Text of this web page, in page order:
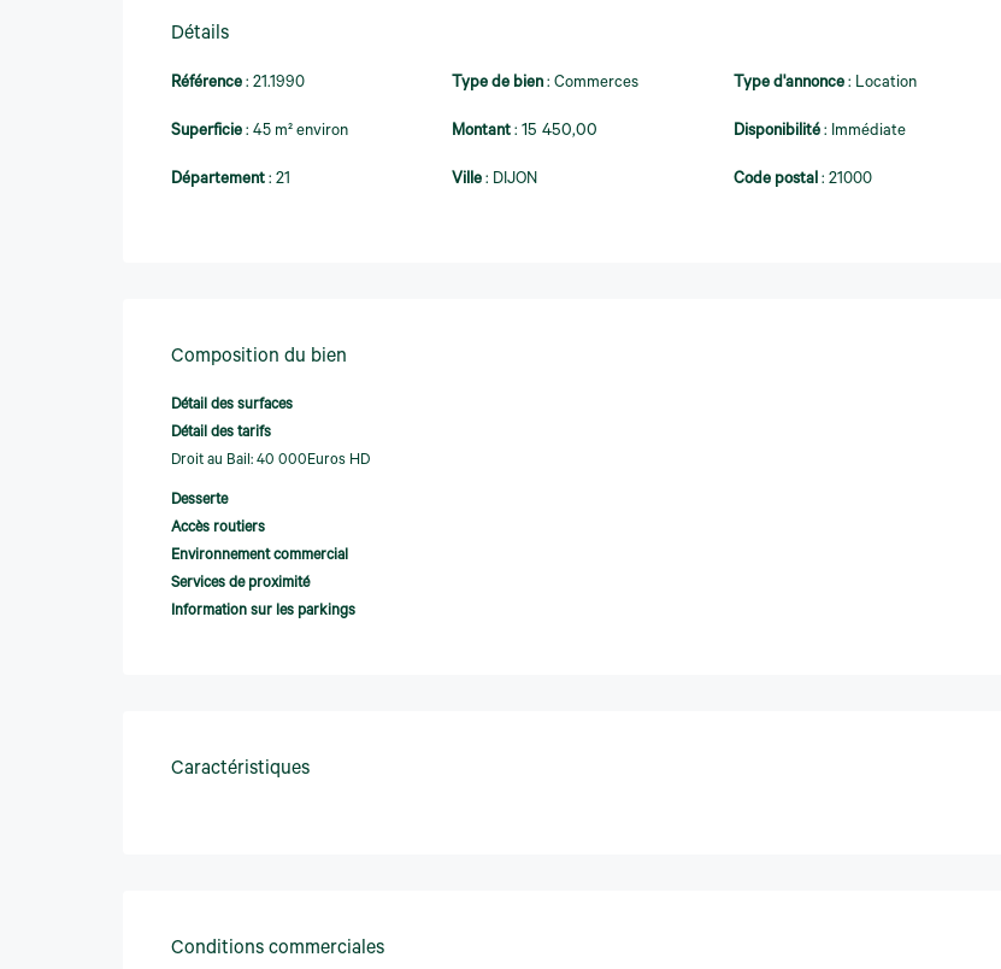
Détails
Référence : 21.1990 Type de bien :Commerces Type d'annonce : Location
Superficie : 45 m² environ Montant :15 450,00 Disponibilité : Immédiate
Département : 21 Ville : DIJON Code postal : 21000
Composition du bien
Détail des surfaces
Détail des tarifs
Droit au Bail: 40 000Euros HD
Desserte
Accès routiers
Environnement commercial
Services de proximité
Information sur les parkings
Caractéristiques
Conditions commerciales